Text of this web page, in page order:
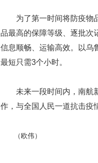
为了第一时间将防疫物
品最高的保障等级、逐批次
信息顺畅、运输高效。以乌
最短只需3个小时。
未来一段时间内，南航
作，与全国人民一道抗击疫
（欧伟）